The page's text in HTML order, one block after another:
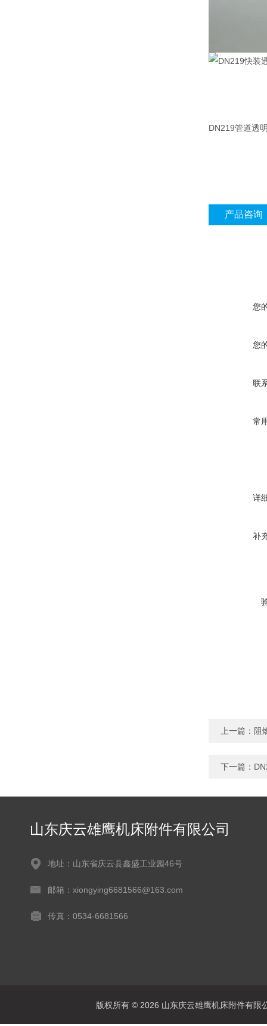
DN219管道透
产品咨询
您
您
联
常
详
补
上一篇： 阻
下一篇：
山东庆云雄鹰机床附件有限公司
地址：山东省庆云县鑫盛工业园46号
邮箱：xiongying6681566@163.com
传真：0534-6681566
版权所有 © 2026 山东庆云雄鹰机床附件有